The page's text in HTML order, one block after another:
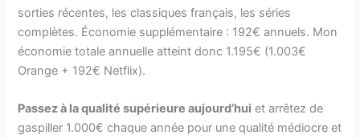
sorties récentes, les classiques français, les séries
complètes. Économie supplémentaire : 192€ annuels. Mon
économie totale annuelle atteint donc 1.195€ (1.003€
Orange + 192€ Netflix).
Passez à la qualité supérieure aujourd’hui et arrêtez de
gaspiller 1.000€ chaque année pour une qualité médiocre et